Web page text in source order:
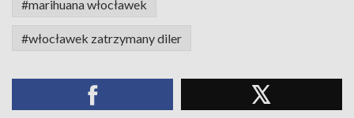
#marihuana włocławek
#włocławek zatrzymany diler